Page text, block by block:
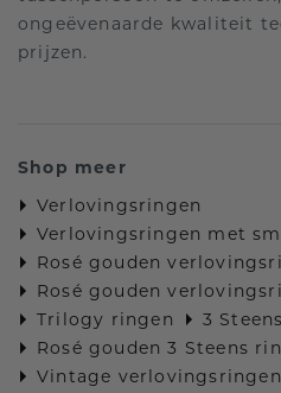
ongeëvenaarde kwaliteit
prijzen.
Shop meer
Verlovingsringen
Verlovingsringen met
Rosé gouden
Rosé gouden
Trilogy ringen
3
Rosé gouden 3 Steens
Vintage verlovingsringen